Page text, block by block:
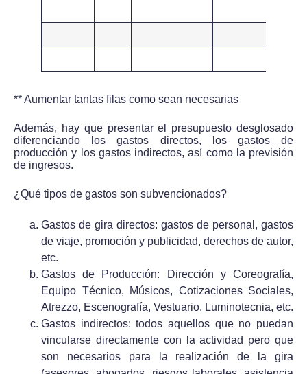
** Aumentar tantas filas como sean necesarias
Además, hay que presentar el presupuesto desglosado
diferenciando los gastos directos, los gastos de
producción y los gastos indirectos, así como la previsión
de ingresos.
¿Qué tipos de gastos son subvencionados?
Gastos de gira directos: gastos de personal, gastos
de viaje, promoción y publicidad, derechos de autor,
etc.
Gastos de Producción: Dirección y Coreografía,
Equipo Técnico, Músicos, Cotizaciones Sociales,
Atrezzo, Escenografía, Vestuario, Luminotecnia, etc.
Gastos indirectos: todos aquellos que no puedan
vincularse directamente con la actividad pero que
son necesarios para la realización de la gira